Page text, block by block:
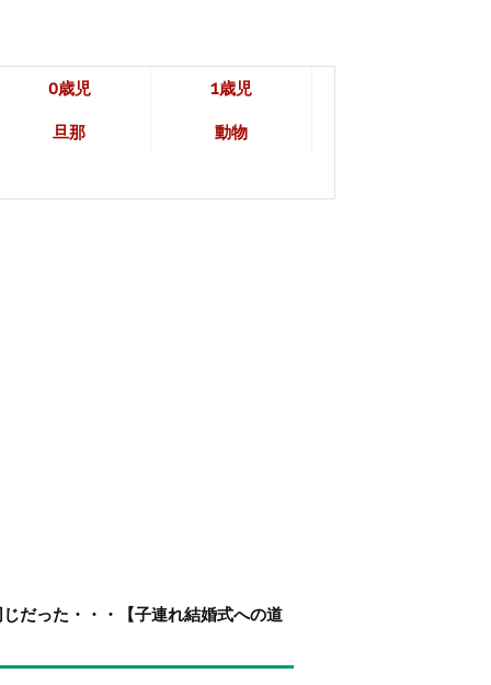
0歳児 1歳児
旦那 動物
だった・・・【子連れ結婚式への道